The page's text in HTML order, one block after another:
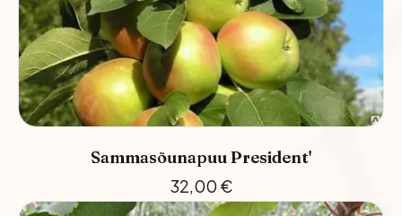
Sammasõunapuu President'
32,00 €